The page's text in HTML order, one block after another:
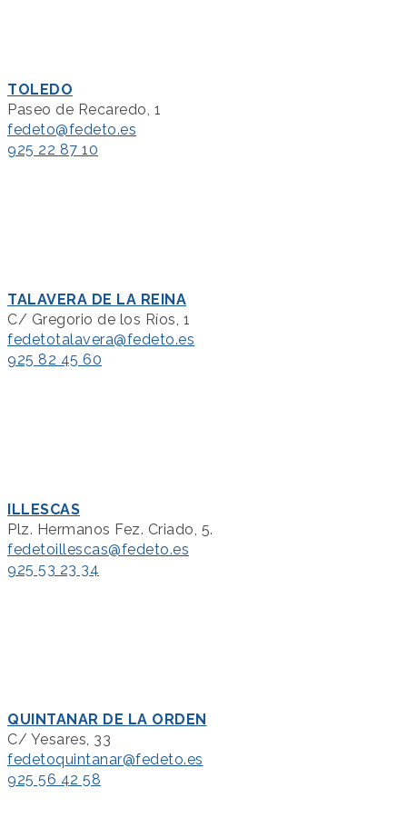
TOLEDO
Paseo de Recaredo, 1
fedeto@fedeto.es
925 22 87 10
TALAVERA DE LA REINA
C/ Gregorio de los Ríos, 1
fedetotalavera@fedeto.es
925 82 45 60
ILLESCAS
Plz. Hermanos Fez. Criado, 5.
fedetoillescas@fedeto.es
925 53 23 34
QUINTANAR DE LA ORDEN
C/ Yesares, 33
fedetoquintanar@fedeto.es
925 56 42 58